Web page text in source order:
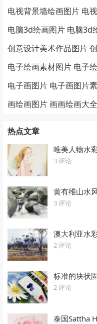
电视背景墙绘画图片 电
电脑3d绘画图片 电脑3d
创意设计美术作品图片
电子绘画素材图片 电子
电子画图片 电子画图片
画绘画图片 画画绘画大全
热点文章
唯美人物水
3 评论
黄有维山水
3 评论
澳大利亚水
2 评论
标准的块状
2 评论
泰国Sattha